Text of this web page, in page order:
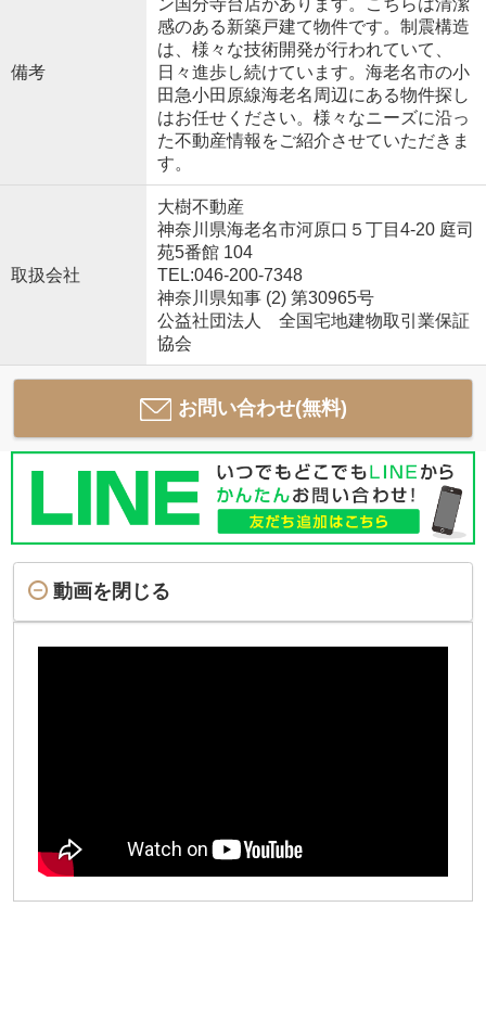
備考
ン国分寺台店があります。こちらは清潔
感のある新築戸建て物件です。制震構造
は、様々な技術開発が行われていて、
日々進歩し続けています。海老名市の小
田急小田原線海老名周辺にある物件探し
はお任せください。様々なニーズに沿っ
た不動産情報をご紹介させていただきま
す。
取扱会社
大樹不動産
神奈川県海老名市河原口５丁目4-20 庭司
苑5番館 104
TEL:046-200-7348
神奈川県知事 (2) 第30965号
公益社団法人 全国宅地建物取引業保証
協会
お問い合わせ(無料)
動画を閉じる